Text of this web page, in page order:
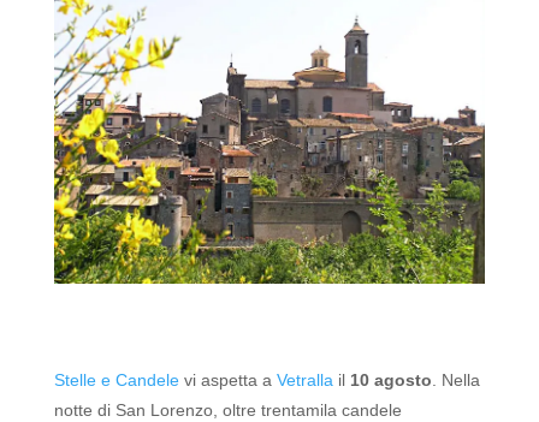
Stelle e Candelevi aspetta a Vetralla il 10 agosto
Nella
notte di San Lorenzo, oltre trentamila candele